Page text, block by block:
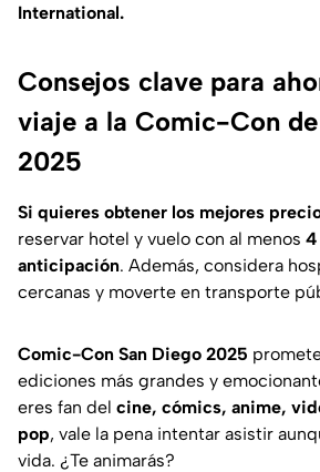
International.
Consejos clave para
viaje a la Comic-Con
2025
Si quieres obtener los mejores
reservar hotel y vuelo con al menos 4
anticipación. Además, considera
cercanas y moverte en transporte
Comic-Con San Diego 2025
ediciones más grandes y
eres fan del cine, cómics, anime,
pop, vale la pena intentar asistir
vida. ¿Te animarás?